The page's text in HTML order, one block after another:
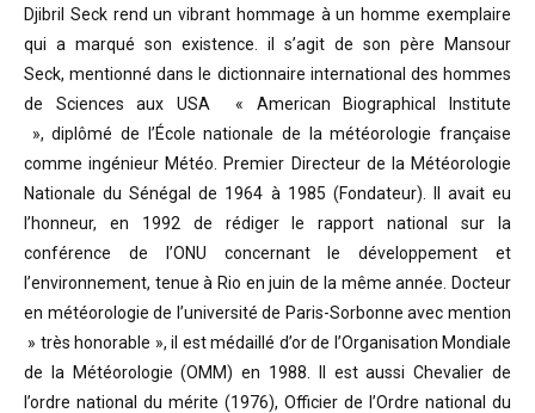
Djibril Seck rend un vibrant hommage à un homme exemplaire
qui a marqué son existence. il s’agit de son père Mansour
Seck,mentionné dans le dictionnaire international des hommes
de Sciences aux USA « American Biographical Institute
», diplômé de l’École nationale de la météorologie française
comme ingénieur Météo. Premier Directeur de la Météorologie
Nationale du Sénégal de 1964 à 1985 (Fondateur). Il avait eu
l’honneur, en 1992 de rédiger le rapport national sur la
conférence de l’ONU concernant le développement et
l’environnement, tenue à Rio en juin de la même année.
Docteur
en météorologie de l’université de Paris-Sorbonne avec mention
» très honorable », il est médaillé d’or de l’Organisation Mondiale
de la Météorologie (OMM) en 1988. Il est aussi Chevalier de
l’ordre national du mérite (1976), Officier de l’Ordre national du